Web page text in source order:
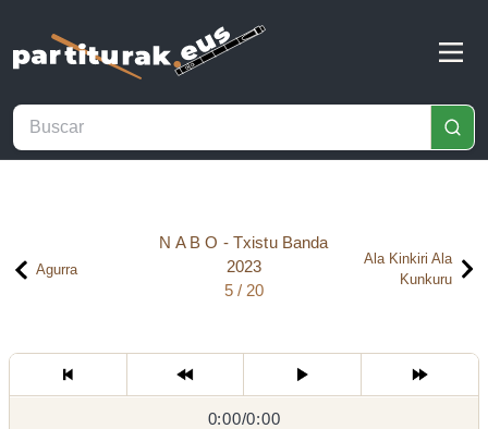
Agurra
N A B O - Txistu Banda
2023
5 / 20
Ala Kinkiri Ala
Kunkuru
0:00/
0:00/0:00